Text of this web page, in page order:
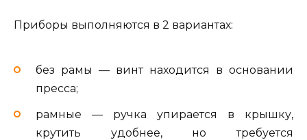
Приборы выполняются в 2 вариантах:
без рамы — винт находится в основании
пресса;
рамные — ручка упирается в крышку,
крутить удобнее, но требуется